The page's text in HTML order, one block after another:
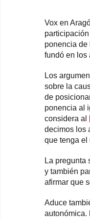
Vox en
ponencia de
fundó en los
Los
sobre la
de
ponencia al
considera al
decimos los
que tenga el
La pregunta
y también
afirmar que
Aduce
autonómica.